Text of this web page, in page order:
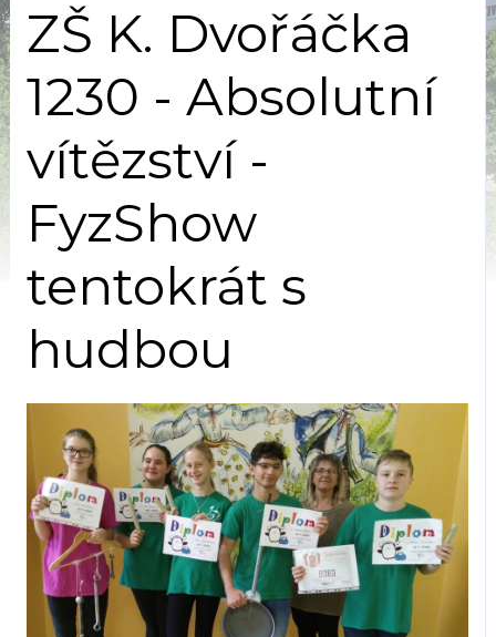
ZŠ K. Dvořáčka
1230 - Absolutní
vítězství -
FyzShow
tentokrát s
hudbou